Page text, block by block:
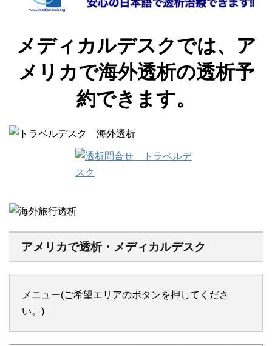
メディカルデスクでは、ア
メリカで海外透析の透析予
約できます。
アメリカで透析・メディカルデスク
メニュー(ご希望エリアのボタンを押してくださ
い。)